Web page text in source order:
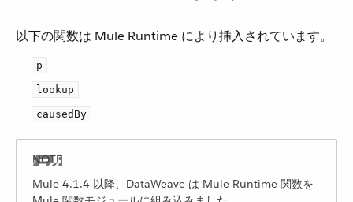
以下の関数は Mule Runtime により挿入されています。
p
lookup
causedBy
Mule 4.1.4 以降、DataWeave は Mule Runtime 関数を